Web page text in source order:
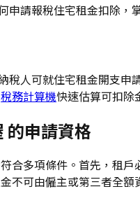
申請報稅住宅租金扣除
稅人可就住宅租金開支
稅務計算機快速估算可扣除
的申請資格
合多項條件。首先，租
不可由僱主或第三者全